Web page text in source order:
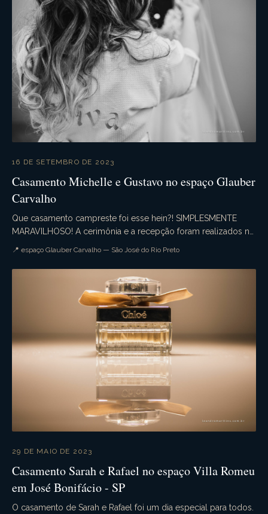
16 DE SETEMBRO DE 2023
Casamento Michelle e Gustavo no espaço Glauber
Carvalho
Que casamento campreste foi esse hein?! SIMPLESMENTE
MARAVILHOSO! A cerimônia e a recepção foram realizados no
📍 espaço Glauber Carvalho — São José do Rio Preto
29 DE MAIO DE 2023
Casamento Sarah e Rafael no espaço Villa Romeu
em José Bonifácio - SP
O casamento de Sarah e Rafael foi um dia especial para todos.